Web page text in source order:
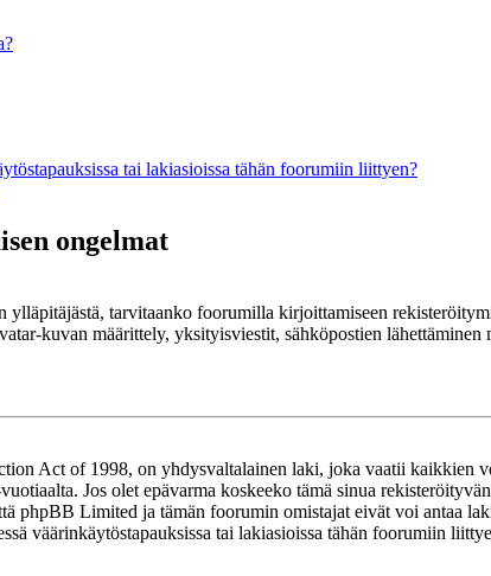
tai lakiasioissa tähän foorumiin liittyen?
ongelmat
ylläpitäjästä, tarvitaanko foorumilla kirjoittamiseen
kuvan määrittely, yksityisviestit, sähköpostien
Act of 1998, on yhdysvaltalainen laki, joka vaatii kaikkien
Jos olet epävarma koskeeko tämä sinua
phpBB Limited ja tämän foorumin omistajat eivät voi antaa
väärinkäytöstapauksissa tai lakiasioissa tähän foorumiin